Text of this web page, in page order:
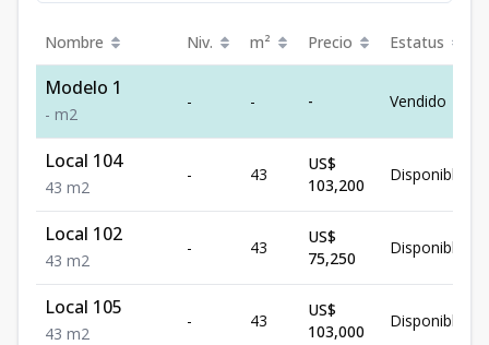
Nombre Niv. m² Precio Estatus
Modelo 1
- m2
- - - Vendido
Local 104
43 m2
- 43
US$
103,200
Disponible
Local 102
43 m2
- 43
US$
75,250
Disponible
Local 105
43 m2
- 43
US$
103,000
Disponible